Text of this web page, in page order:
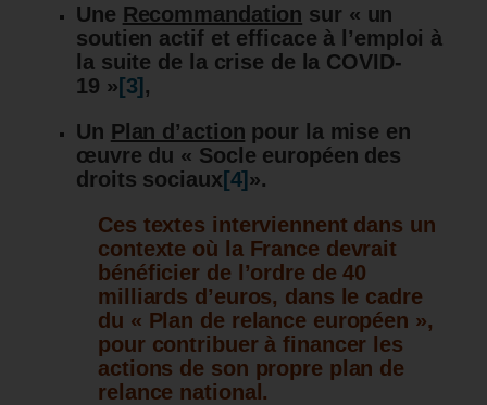
Une Recommandation sur « un
soutien actif et efficace à l’emploi à
la suite de la crise de la COVID-
19 » [3] ,
Un Plan d’action pour la mise en
œuvre du « Socle européen des
droits sociaux [4] ».
Ces textes interviennent dans un
contexte où la France devrait
bénéficier de l’ordre de 40
milliards d’euros, dans le cadre
du « Plan de relance européen »,
pour contribuer à financer les
actions de son propre plan de
relance national.